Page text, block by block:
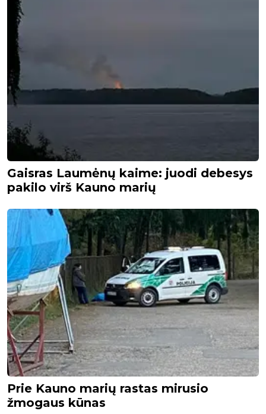
Gaisras Laumėnų kaime: juodi debesys
pakilo virš Kauno marių
Prie Kauno marių rastas mirusio
žmogaus kūnas